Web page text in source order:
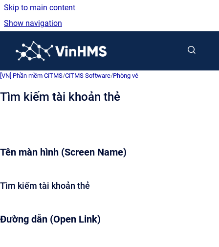
Skip to main content
Show navigation
[VN] Phần mềm CiTMS/CiTMS Software/Phòng vé
Tìm kiếm tài khoản thẻ
Tên màn hình (Screen Name)
Tìm kiếm tài khoản thẻ
Đường dẫn (Open Link)